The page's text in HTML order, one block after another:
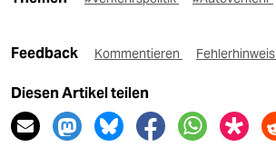
Feedback Kommentieren Fehlerhinweis
Diesen Artikel teilen